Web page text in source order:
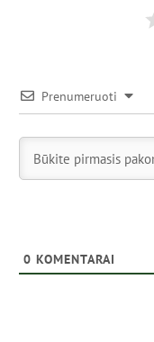
Prenumeruoti
0 KOMENTARAI